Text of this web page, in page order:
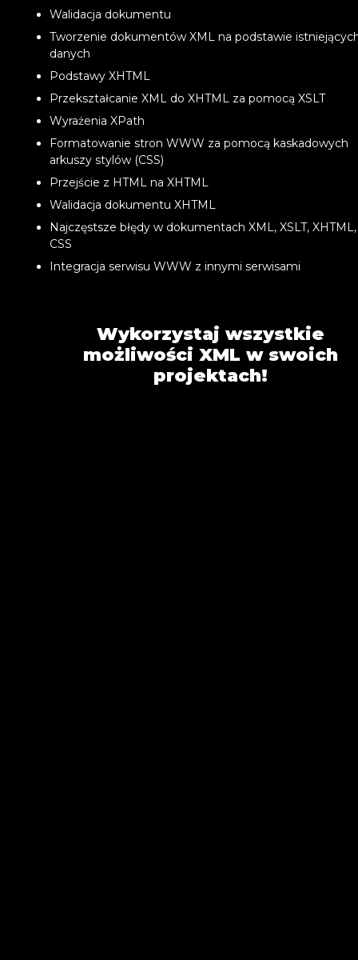
Walidacja dokumentu
Tworzenie dokumentów XML na podstawie
danych
Podstawy XHTML
Przekształcanie XML do XHTML za pomocą XSLT
Wyrażenia XPath
Formatowanie stron WWW za pomocą kaskadowych
arkuszy stylów (CSS)
Przejście z HTML na XHTML
Walidacja dokumentu XHTML
Najczęstsze błędy w dokumentach XML, XSLT, XHTML,
CSS
Integracja serwisu WWW z innymi serwisami
Wykorzystaj wszystkie
możliwości XML w swoich
projektach!